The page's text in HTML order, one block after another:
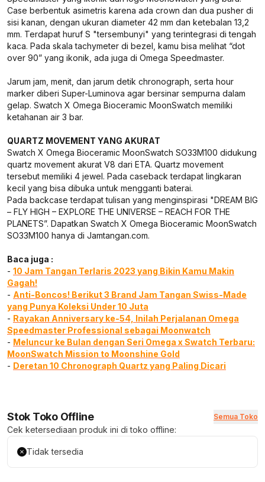
Case berbentuk asimetris karena ada crown dan dua pusher di
sisi kanan, dengan ukuran diameter 42 mm dan ketebalan 13,2
mm. Terdapat huruf S "tersembunyi" yang terintegrasi di tengah
kaca. Pada skala tachymeter di bezel, kamu bisa melihat “dot
over 90” yang ikonik, ada juga di Omega Speedmaster.
Jarum jam, menit, dan jarum detik chronograph, serta hour
marker diberi Super-Luminova agar bersinar sempurna dalam
gelap. Swatch X Omega Bioceramic MoonSwatch memiliki
ketahanan air 3 bar.
QUARTZ MOVEMENT YANG AKURAT
Swatch X Omega Bioceramic MoonSwatch SO33M100 didukung
quartz movement akurat V8 dari ETA. Quartz movement
tersebut memiliki 4 jewel. Pada caseback terdapat lingkaran
kecil yang bisa dibuka untuk mengganti baterai.
Pada backcase terdapat tulisan yang menginspirasi "DREAM BIG
– FLY HIGH – EXPLORE THE UNIVERSE – REACH FOR THE
PLANETS”. Dapatkan Swatch X Omega Bioceramic MoonSwatch
SO33M100 hanya di Jamtangan.com.
Baca juga :
- 10 Jam Tangan Terlaris 2023 yang Bikin Kamu Makin
Gagah!
- Anti-Boncos! Berikut 3 Brand Jam Tangan Swiss-Made
yang Punya Koleksi Under 10 Juta
- Rayakan Anniversary ke-54, Inilah Perjalanan Omega
Speedmaster Professional sebagai Moonwatch
- Meluncur ke Bulan dengan Seri Omega x Swatch Terbaru:
MoonSwatch Mission to Moonshine Gold
- Deretan 10 Chronograph Quartz yang Paling Dicari
Stok Toko Offline Semua Toko
Cek ketersediaan produk ini di toko offline:
Tidak tersedia